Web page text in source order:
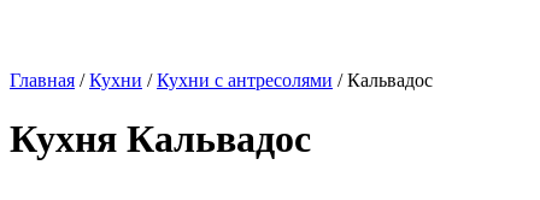
Главная /Кухни /Кухни с антресолями / Кальвадос
Кухня Кальвадос